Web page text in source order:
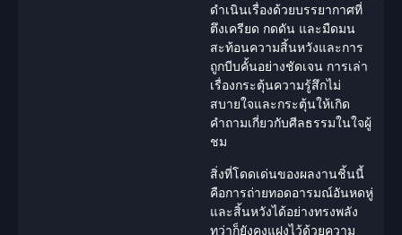
ดำเนินเรื่องด้วยบรรยากาศที่
ตึงเครียด กดดัน และมืดมน
สะท้อนความสิ้นหวังและการ
ถูกบีบคั้นอย่างชัดเจน การเล่า
เรื่องกระตุ้นความรู้สึกไม่
สบายใจและกระตุ้นให้เกิด
คำถามเกี่ยวกับศีลธรรมในใจผู้
ชม
สิ่งที่โดดเด่นของผลงานชิ้นนี้
คือการถ่ายทอดอารมณ์อันหดหู่
และสิ้นหวังได้อย่างทรงพลัง
ทว่าก็ยังคงแฝงไว้ด้วยความ